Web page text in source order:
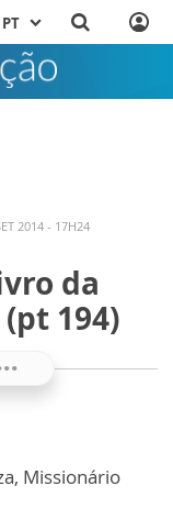
PT
2014 - 17H24
da
194)
Missionário